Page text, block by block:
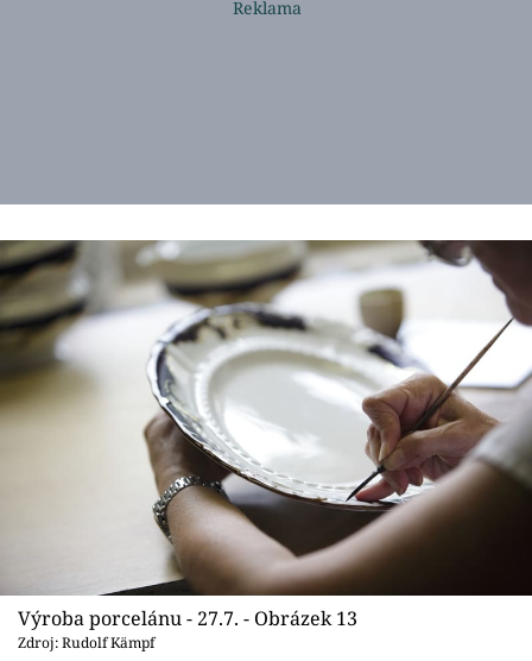
Výroba porcelánu - 27.7. - Obrázek 13
Zdroj: Rudolf Kämpf